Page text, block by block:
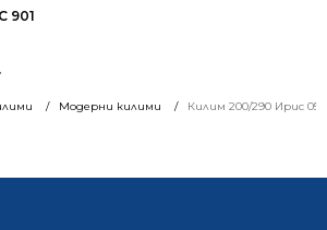
Модерни килими Килим 200/290 Ирис
901